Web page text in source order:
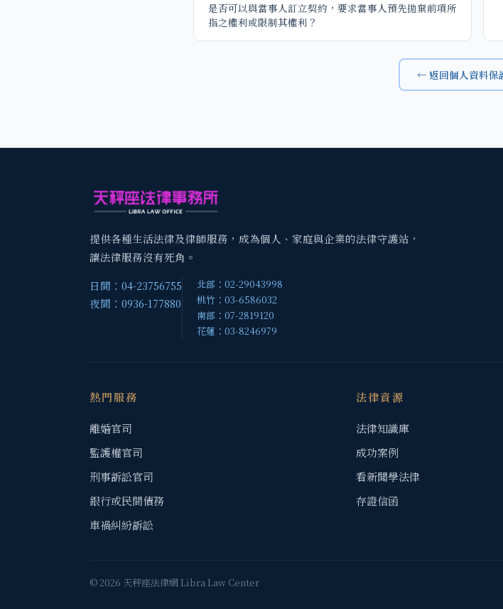
是否可以與當事人訂立契約，要求當事人預先拋棄前項所
指之權利或限制其權利？
← 返回個人資料保
提供各種生活法律及律師服務，成為個人、家庭與企業的法律守護站，
讓法律服務沒有死角。
日間：04-23756755
夜間：0936-177880
北部：02-29043998
桃竹：03-6586032
南部：07-2819120
花蓮：03-8246979
熱門服務
離婚官司
監護權官司
刑事訴訟官司
銀行或民間債務
車禍糾紛訴訟
法律資源
法律知識庫
成功案例
看新聞學法律
存證信函
© 2026 天秤座法律網 Libra Law Center